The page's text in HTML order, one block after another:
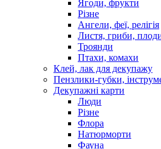
Ягоди, фрукти
Різне
Ангели, феї, релігія
Листя, гриби,
Троянди
Птахи, комахи
Клей, лак для декупажу
Пензлики-губки,
Декупажні карти
Люди
Різне
Флора
Натюрморти
Фауна